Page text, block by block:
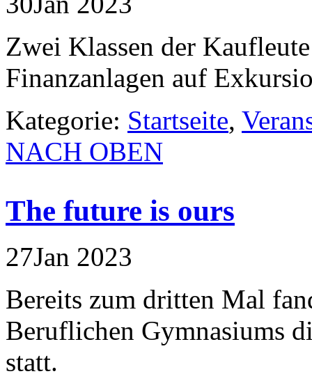
Zwei Klassen der
Finanzanlagen auf
Kategorie: Startseite,
NACH OBEN
The future is ours
27Jan 2023
Bereits zum dritten Mal
Beruflichen Gymnasiums
statt.